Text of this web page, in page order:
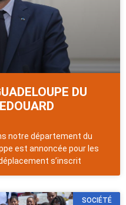
DU
notre département du
est annoncée pour les
s’inscrit
SOCIÉTÉ